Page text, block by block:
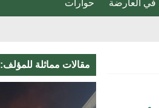
في العارضة حوارات
مقالات مماثلة للمؤلف: